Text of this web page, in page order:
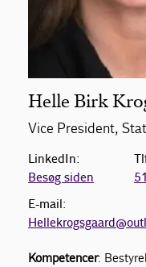
Helle Birk
Vice President,
LinkedIn:
Besøg siden
E-mail:
Kompetencer: